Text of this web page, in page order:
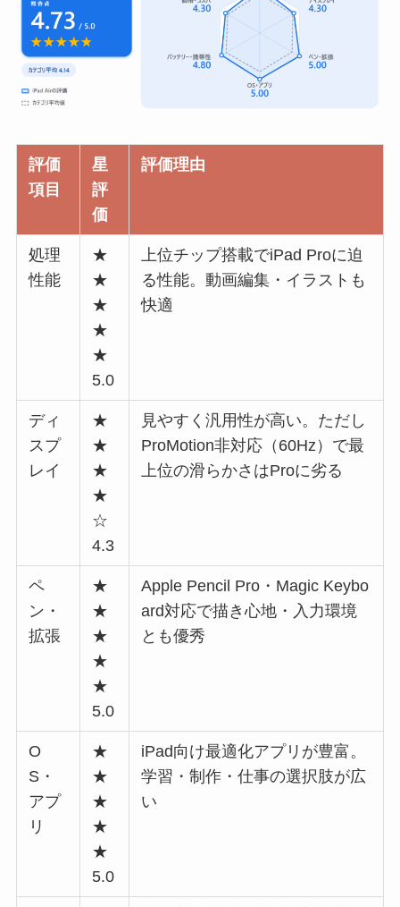
評価
項目
星
評
価
評価理由
処理
性能
★
★
★
★
★
5.0
上位チップ搭載でiPad Proに迫
る性能。動画編集・イラストも
快適
ディ
スプ
レイ
★
★
★
★
☆
4.3
見やすく汎用性が高い。ただし
ProMotion非対応（60Hz）で最
上位の滑らかさはProに劣る
ペ
ン・
拡張
★
★
★
★
★
5.0
Apple Pencil Pro・Magic Keybo
ard対応で描き心地・入力環境
とも優秀
O
S・
アプ
リ
★
★
★
★
★
5.0
iPad向け最適化アプリが豊富。
学習・制作・仕事の選択肢が広
い